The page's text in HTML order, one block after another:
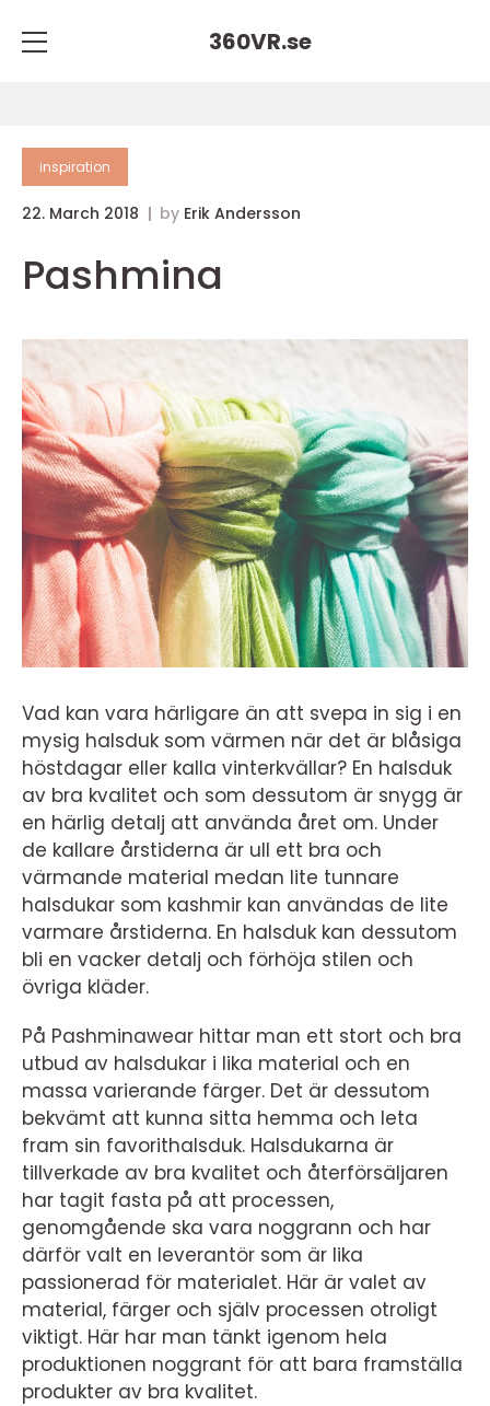
360VR.se
inspiration
22. March 2018 by Erik Andersson
Pashmina
Vad kan vara härligare än att svepa in sig i en
mysig halsduk som värmen när det är blåsiga
höstdagar eller kalla vinterkvällar? En halsduk
av bra kvalitet och som dessutom är snygg är
en härlig detalj att använda året om. Under
de kallare årstiderna är ull ett bra och
värmande material medan lite tunnare
halsdukar som kashmir kan användas de lite
varmare årstiderna. En halsduk kan dessutom
bli en vacker detalj och förhöja stilen och
övriga kläder.
På Pashminawear hittar man ett stort och bra
utbud av halsdukar i lika material och en
massa varierande färger. Det är dessutom
bekvämt att kunna sitta hemma och leta
fram sin favorithalsduk. Halsdukarna är
tillverkade av bra kvalitet och återförsäljaren
har tagit fasta på att processen,
genomgående ska vara noggrann och har
därför valt en leverantör som är lika
passionerad för materialet. Här är valet av
material, färger och själv processen otroligt
viktigt. Här har man tänkt igenom hela
produktionen noggrant för att bara framställa
produkter av bra kvalitet.